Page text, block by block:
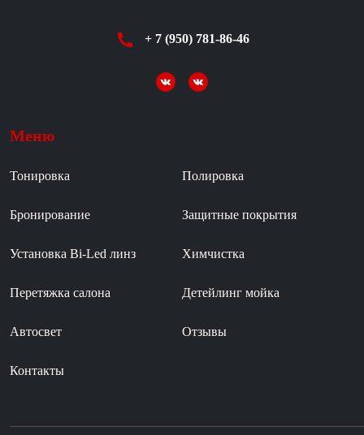
+ 7 (950) 781-86-46
Меню
Тонировка Полировка
Бронирование Защитные покрытия
Установка Bi-Led линз Химчистка
Перетяжка салона Детейлинг мойка
Автосвет Отзывы
Контакты